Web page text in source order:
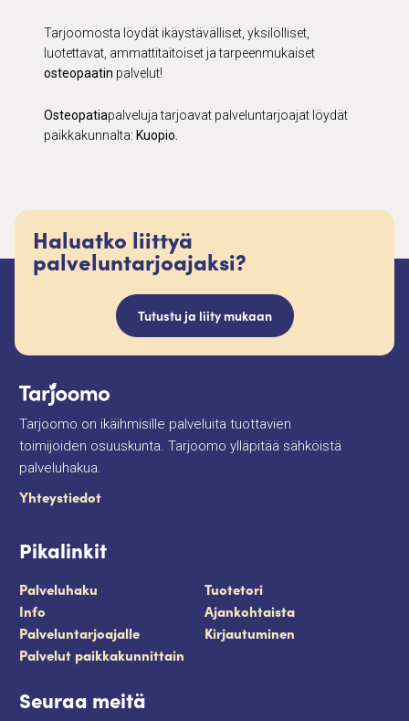
Tarjoomosta löydät ikäystävälliset, yksilölliset,
luotettavat, ammattitaitoiset ja tarpeenmukaiset
osteopaatin palvelut!
Osteopatiapalveluja tarjoavat palveluntarjoajat löydät
paikkakunnalta: Kuopio.
Haluatko liittyä
palveluntarjoajaksi?
Tutustu ja liity mukaan
Tarjoomo on ikäihmisille palveluita tuottavien
toimijoiden osuuskunta. Tarjoomo ylläpitää sähköistä
palveluhakua.
Yhteystiedot
Pikalinkit
Palveluhaku
Tuotetori
Info
Ajankohtaista
Palveluntarjoajalle
Kirjautuminen
Palvelut paikkakunnittain
Seuraa meitä